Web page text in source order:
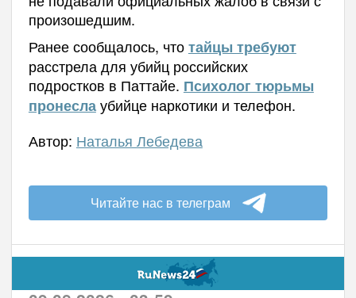
произошедшим.
Ранее сообщалось, чтотайцы требуют
расстрела для убийц российских
подростков в Паттайе. Психолог тюрьмы
пронеслаубийце наркотики и телефон.
Автор: Наталья Лебедева
Читайте нас в телеграм